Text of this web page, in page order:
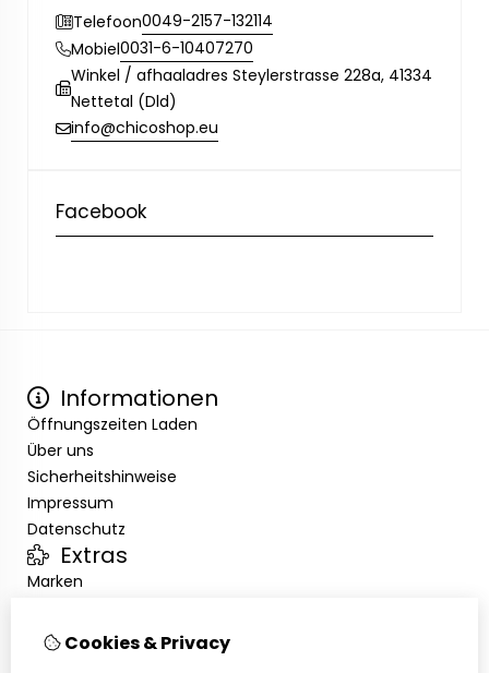
Telefoon0049-2157-132114
Mobiel0031-6-10407270
Winkel / afhaaladres Steylerstrasse 228a, 41334
Nettetal (Dld)
info@chicoshop.eu
Facebook
Informationen
Öffnungszeiten Laden
Über uns
Sicherheitshinweise
Impressum
Datenschutz
Extras
Marken
Kundenservice
Cookies & Privacy